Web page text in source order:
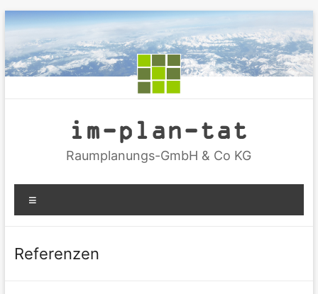
Zum
Inhalt
springen
im-plan-tat
Raumplanungs-GmbH & Co KG
Referenzen